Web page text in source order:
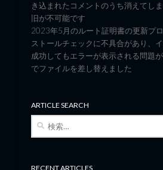
き込まれたコメントのうち消えてし
旧が不可能です
2023年5月のルート証明書の更新プ
ストールチェックに不具合があり、
成功してもエラーが表示される問題
でファイルを差し替えました
ARTICLE SEARCH
RECENT ARTICLES